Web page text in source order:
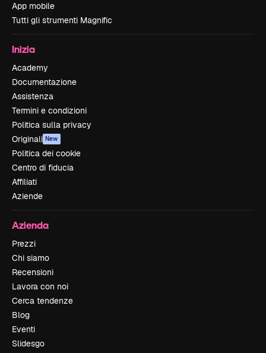
App mobile
Tutti gli strumenti Magnific
Inizia
Academy
Documentazione
Assistenza
Termini e condizioni
Politica sulla privacy
Originali New
Politica dei cookie
Centro di fiducia
Affiliati
Aziende
Azienda
Prezzi
Chi siamo
Recensioni
Lavora con noi
Cerca tendenze
Blog
Eventi
Slidesgo